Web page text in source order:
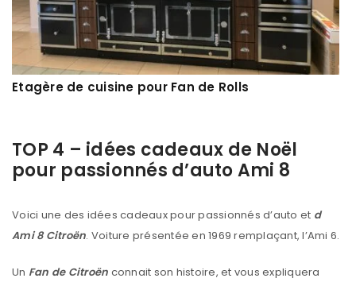
Etagère de cuisine pour Fan de Rolls
TOP 4 – idées cadeaux de Noël
pour passionnés d’auto Ami 8
Voici une des idées cadeaux pour passionnés d’auto et d
Ami 8 Citroën. Voiture présentée en 1969 remplaçant, l’Ami 6.
Un Fan de Citroën connait son histoire, et vous expliquera